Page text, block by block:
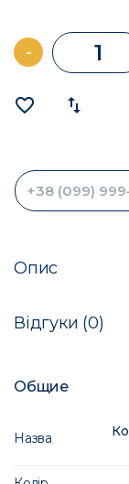
-
favorite_border import_export
Опис
Відгуки (0)
Общие
Назва